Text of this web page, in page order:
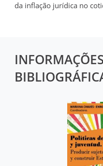
da inflação jurídica no